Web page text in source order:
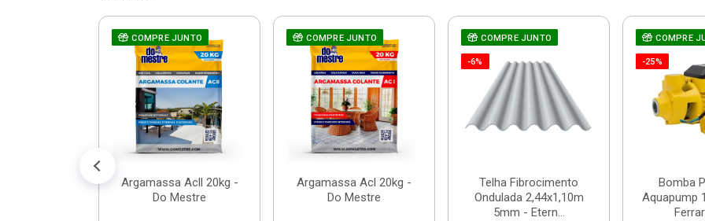
COMPRE JUNTO
Argamassa Acll 20kg -
Do Mestre
COMPRE JUNTO
Argamassa Acl 20kg -
Do Mestre
COMPRE JUNTO
-6%
Telha Fibrocimento
Ondulada 2,44x1,10m
5mm - Etern...
COMPRE
-25%
Bomba
Aquapump